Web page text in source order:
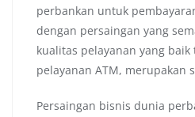
perbankan untuk
dengan persaingan yang
kualitas pelayanan yang
pelayanan ATM, merupakan
Persaingan bisnis dunia